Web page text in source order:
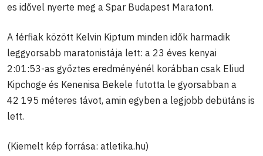
es idővel nyerte meg a Spar Budapest Maratont.
A férfiak között Kelvin Kiptum minden idők harmadik
leggyorsabb maratonistája lett: a 23 éves kenyai
2:01:53-as győztes eredményénél korábban csak Eliud
Kipchoge és Kenenisa Bekele futotta le gyorsabban a
42 195 méteres távot, amin egyben a legjobb debütáns is
lett.
(Kiemelt kép forrása: atletika.hu)